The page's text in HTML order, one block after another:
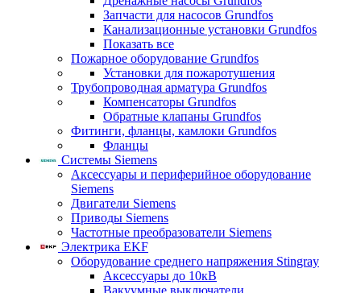
Запчасти для насосов Grundfos
Канализационные установки Grundfos
Показать все
Пожарное оборудование Grundfos
Установки для пожаротушения
Трубопроводная арматура Grundfos
Компенсаторы Grundfos
Обратные клапаны Grundfos
Фитинги, фланцы, камлоки Grundfos
Фланцы
Системы Siemens
Аксессуары и периферийное оборудование
Siemens
Двигатели Siemens
Приводы Siemens
Частотные преобразователи Siemens
Электрика EKF
Оборудование среднего напряжения Stingray
Аксессуары до 10кВ
Вакуумные выключатели